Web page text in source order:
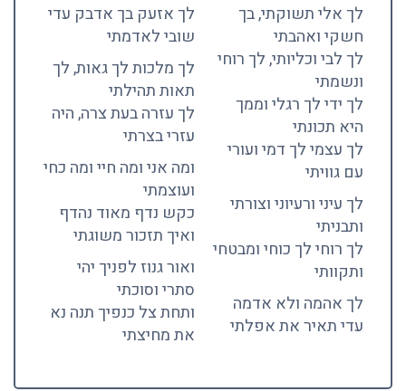
לך אלי תשוקתי, בך
חשקי ואהבתי
לך לבי וכליותי, לך רוחי
ונשמתי
לך ידי לך רגלי וממך
היא תכונתי
לך עצמי לך דמי ועורי
עם גוויתי
לך עיני ורעיוני וצורתי
ותבניתי
לך רוחי לך כוחי ומבטחי
ותקוותי
לך אהמה ולא אדמה
עדי תאיר את אפלתי
לך אזעק בך אדבק עדי
שובי לאדמתי
לך מלכות לך גאות, לך
תאות תהילתי
לך עזרה בעת צרה, היה
עזרי בצרתי
ומה אני ומה חיי ומה כחי
ועוצמתי
כקש נדף מאוד נהדף
ואיך תזכור משוגתי
ואור גנוז לפניך יהי
סתרי וסוכתי
ותחת צל כנפיך תנה נא
את מחיצתי